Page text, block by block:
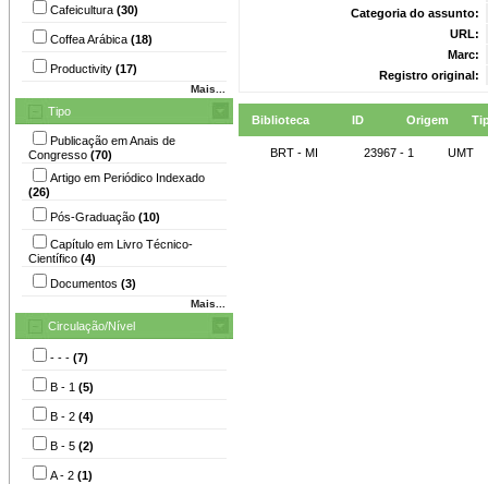
Cafeicultura (30)
Coffea Arábica (18)
Productivity (17)
Mais...
Tipo
Publicação em Anais de
Congresso (70)
Artigo em Periódico Indexado
(26)
Pós-Graduação (10)
Capítulo em Livro Técnico-
Científico (4)
Documentos (3)
Mais...
Circulação/Nível
- - - (7)
B - 1 (5)
B - 2 (4)
B - 5 (2)
A - 2 (1)
Categoria do assunto:
URL:
Marc:
Registro original:
Biblioteca ID Origem
BRT - MI 23967 - 1 UMT